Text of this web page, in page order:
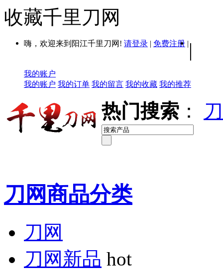
收藏千里刀网
嗨，欢迎来到阳江千里刀网! 请登录 | 免费注册 | |
我的账户
我的账户 我的订单 我的留言 我的收藏 我的推荐
热门搜索 ：
刀网商品分类
刀网
刀网新品 hot